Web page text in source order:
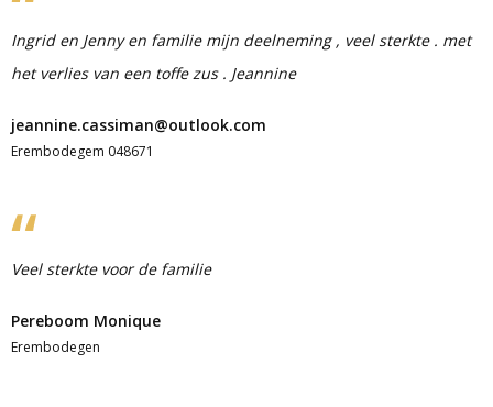
Ingrid en Jenny en familie mijn deelneming , veel sterkte . met
het verlies van een toffe zus . Jeannine
jeannine.cassiman@outlook.com
Erembodegem 048671
Veel sterkte voor de familie
Pereboom Monique
Erembodegen